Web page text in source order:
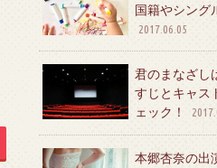
国籍やシング
2017.06.05
君のまなざし
すじとキャス
ェック！
本郷杏奈の出